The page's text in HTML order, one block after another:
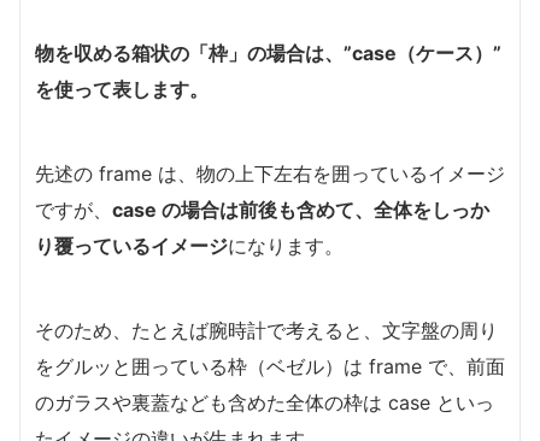
物を収める箱状の「枠」の場合は、”case（ケース）”
を使って表します。
先述の frame は、物の上下左右を囲っているイメージ
ですが、 case の場合は前後も含めて、全体をしっか
り覆っているイメージになります。
そのため、たとえば腕時計で考えると、文字盤の周り
をグルッと囲っている枠（ベゼル）は frame で、前面
のガラスや裏蓋なども含めた全体の枠は case といっ